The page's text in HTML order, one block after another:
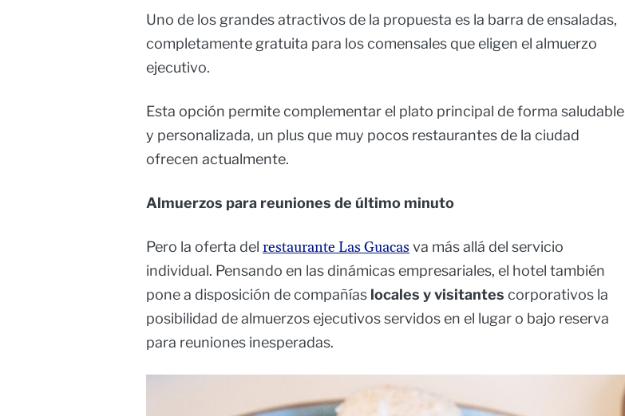
Uno de los grandes atractivos de la propuesta es la barra de ensaladas,
completamente gratuita para los comensales que eligen el almuerzo
ejecutivo.
Esta opción permite complementar el plato principal de forma saludable
y personalizada, un plus que muy pocos restaurantes de la ciudad
ofrecen actualmente.
Almuerzos para reuniones de último minuto
Pero la oferta del restaurante Las Guacasva más allá del servicio
individual. Pensando en las dinámicas empresariales, el hotel también
pone a disposición de compañías locales y visitantes corporativos la
posibilidad de almuerzos ejecutivos servidos en el lugar o bajo reserva
para reuniones inesperadas.